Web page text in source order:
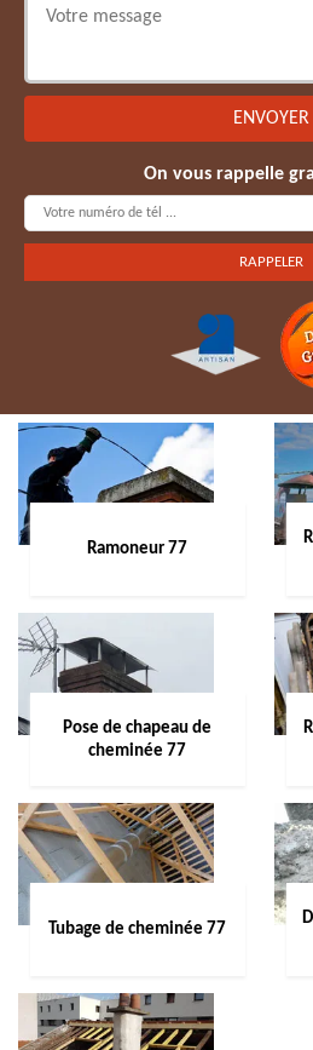
On vous rappelle
Ramoneur 77
Pose de chapeau de
cheminée 77
Tubage de cheminée 77